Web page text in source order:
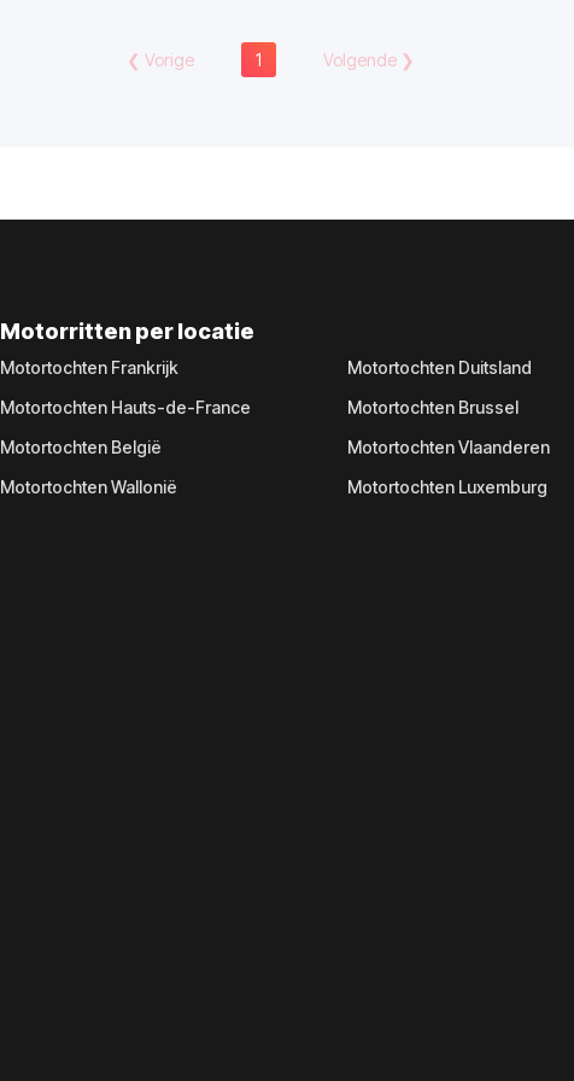
❮ Vorige 1 Volgende❯
Motorritten per locatie
Motortochten Frankrijk
Motortochten Hauts-de-France
Motortochten België
Motortochten Wallonië
Motortochten Duitsland
Motortochten Brussel
Motortochten Vlaanderen
Motortochten Luxemburg